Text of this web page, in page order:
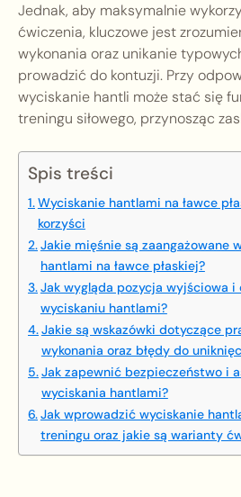
Jednak, aby maksymalnie
ćwiczenia, kluczowe jest
wykonania oraz unikanie
prowadzić do kontuzji. Przy
wyciskanie hantli może stać się
treningu siłowego, przynosząc
Spis treści
Wyciskanie hantlami na ławce
korzyści
Jakie mięśnie są zaangażowane
hantlami na ławce płaskiej?
Jak wygląda pozycja wyjściowa i
wyciskaniu hantlami?
Jakie są wskazówki dotyczące
wykonania oraz błędy do
Jak zapewnić bezpieczeństwo i
wyciskania hantlami?
Jak wprowadzić wyciskanie
treningu oraz jakie są warianty